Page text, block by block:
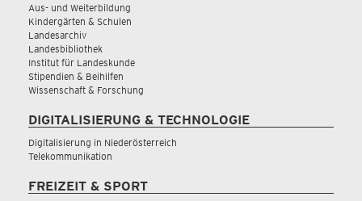
Aus- und Weiterbildung
Kindergärten & Schulen
Landesarchiv
Landesbibliothek
Institut für Landeskunde
Stipendien & Beihilfen
Wissenschaft & Forschung
DIGITALISIERUNG & TECHNOLOGIE
Digitalisierung in Niederösterreich
Telekommunikation
FREIZEIT & SPORT